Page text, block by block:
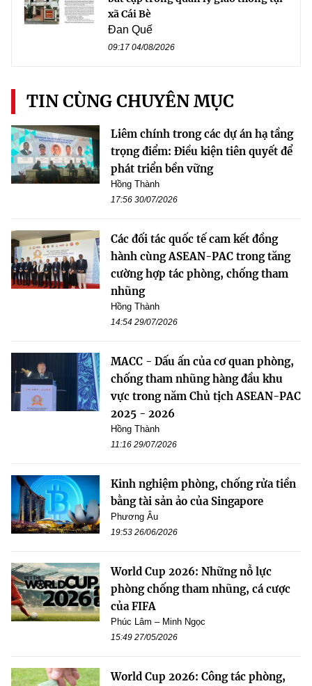
xã Cái Bè
Đan Quế
09:17 04/08/2026
TIN CÙNG CHUYÊN MỤC
Liêm chính trong các dự án hạ tầng
trọng điểm: Điều kiện tiên quyết để
phát triển bền vững
Hồng Thành
17:56 30/07/2026
Các đối tác quốc tế cam kết đồng
hành cùng ASEAN-PAC trong tăng
cường hợp tác phòng, chống tham
nhũng
Hồng Thành
14:54 29/07/2026
MACC - Dấu ấn của cơ quan phòng,
chống tham nhũng hàng đầu khu
vực trong năm Chủ tịch ASEAN-PAC
2025 - 2026
Hồng Thành
11:16 29/07/2026
Kinh nghiệm phòng, chống rửa tiền
bằng tài sản ảo của Singapore
Phương Âu
19:53 26/06/2026
World Cup 2026: Những nỗ lực
phòng chống tham nhũng, cá cược
của FIFA
Phúc Lâm – Minh Ngọc
15:49 27/05/2026
World Cup 2026: Công tác phòng,